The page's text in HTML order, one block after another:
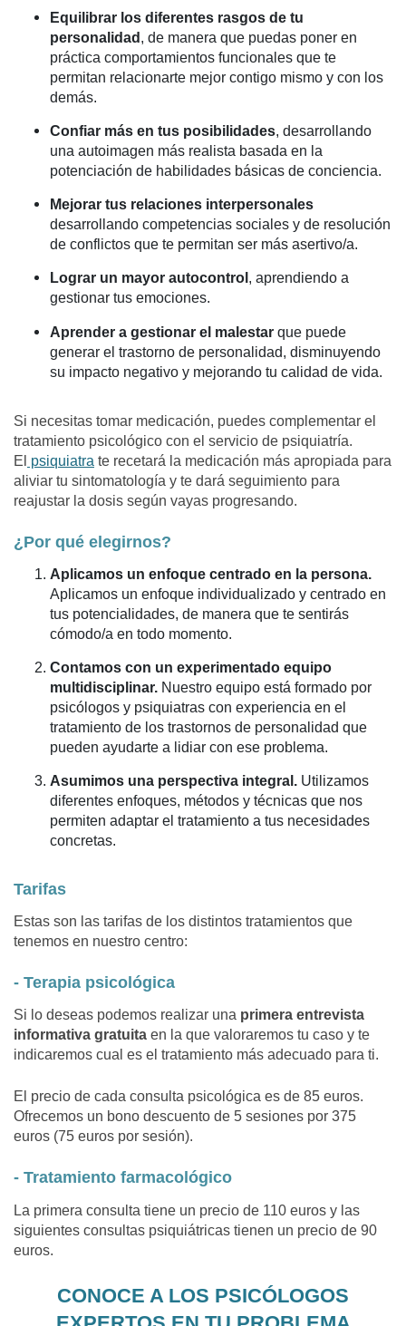
Equilibrar los diferentes rasgos de tu
personalidad, de manera que puedas poner en
práctica comportamientos funcionales que te
permitan relacionarte mejor contigo mismo y con los
demás.
Confiar más en tus posibilidades, desarrollando
una autoimagen más realista basada en la
potenciación de habilidades básicas de conciencia.
Mejorar tus relaciones interpersonales
desarrollando competencias sociales y de resolución
de conflictos que te permitan ser más asertivo/a.
Lograr un mayor autocontrol , aprendiendo a
gestionar tus emociones.
Aprender a gestionar el malestar que puede
generar el trastorno de personalidad, disminuyendo
su impacto negativo y mejorando tu calidad de vida.
Si necesitas tomar medicación, puedes complementar el
tratamiento psicológico con el servicio de psiquiatría.
El psiquiatra te recetará la medicación más apropiada para
aliviar tu sintomatología y te dará seguimiento para
reajustar la dosis según vayas progresando.
¿Por qué elegirnos?
Aplicamos un enfoque centrado en la persona.
Aplicamos un enfoque individualizado y centrado en
tus potencialidades, de manera que te sentirás
cómodo/a en todo momento.
Contamos con un experimentado equipo
multidisciplinar. Nuestro equipo está formado por
psicólogos y psiquiatras con experiencia en el
tratamiento de los trastornos de personalidad que
pueden ayudarte a lidiar con ese problema.
Asumimos una perspectiva integral. Utilizamos
diferentes enfoques, métodos y técnicas que nos
permiten adaptar el tratamiento a tus necesidades
concretas.
Tarifas
Estas son las tarifas de los distintos tratamientos que
tenemos en nuestro centro:
- Terapia psicológica
Si lo deseas podemos realizar una primera entrevista
informativa gratuita en la que valoraremos tu caso y te
indicaremos cual es el tratamiento más adecuado para ti.
El precio de cada consulta psicológica es de 85 euros.
Ofrecemos un bono descuento de 5 sesiones por 375
euros (75 euros por sesión).
- Tratamiento farmacológico
La primera consulta tiene un precio de 110 euros y las
siguientes consultas psiquiátricas tienen un precio de 90
euros.
CONOCE A LOS PSICÓLOGOS